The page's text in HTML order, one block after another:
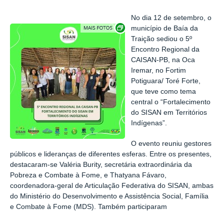
Exibir carrossel de imagens
No dia 12 de setembro, o
município de Baía da
Traição sediou o5º
Encontro Regional da
CAISAN-PB , na Oca
Iremar, no Fortim
Potiguara/ Toré Forte,
que teve como tema
central o“Fortalecimento
do SISAN em Territórios
Indígenas”
O evento reuniu gestores
públicos e lideranças de diferentes esferas. Entre os presentes,
destacaram-se Valéria Burity, secretária extraordinária da
Pobreza e Combate à Fome, e Thatyana Fávaro,
coordenadora-geral de Articulação Federativa do SISAN, ambas
do Ministério do Desenvolvimento e Assistência Social, Família
e Combate à Fome (MDS). Também participaram